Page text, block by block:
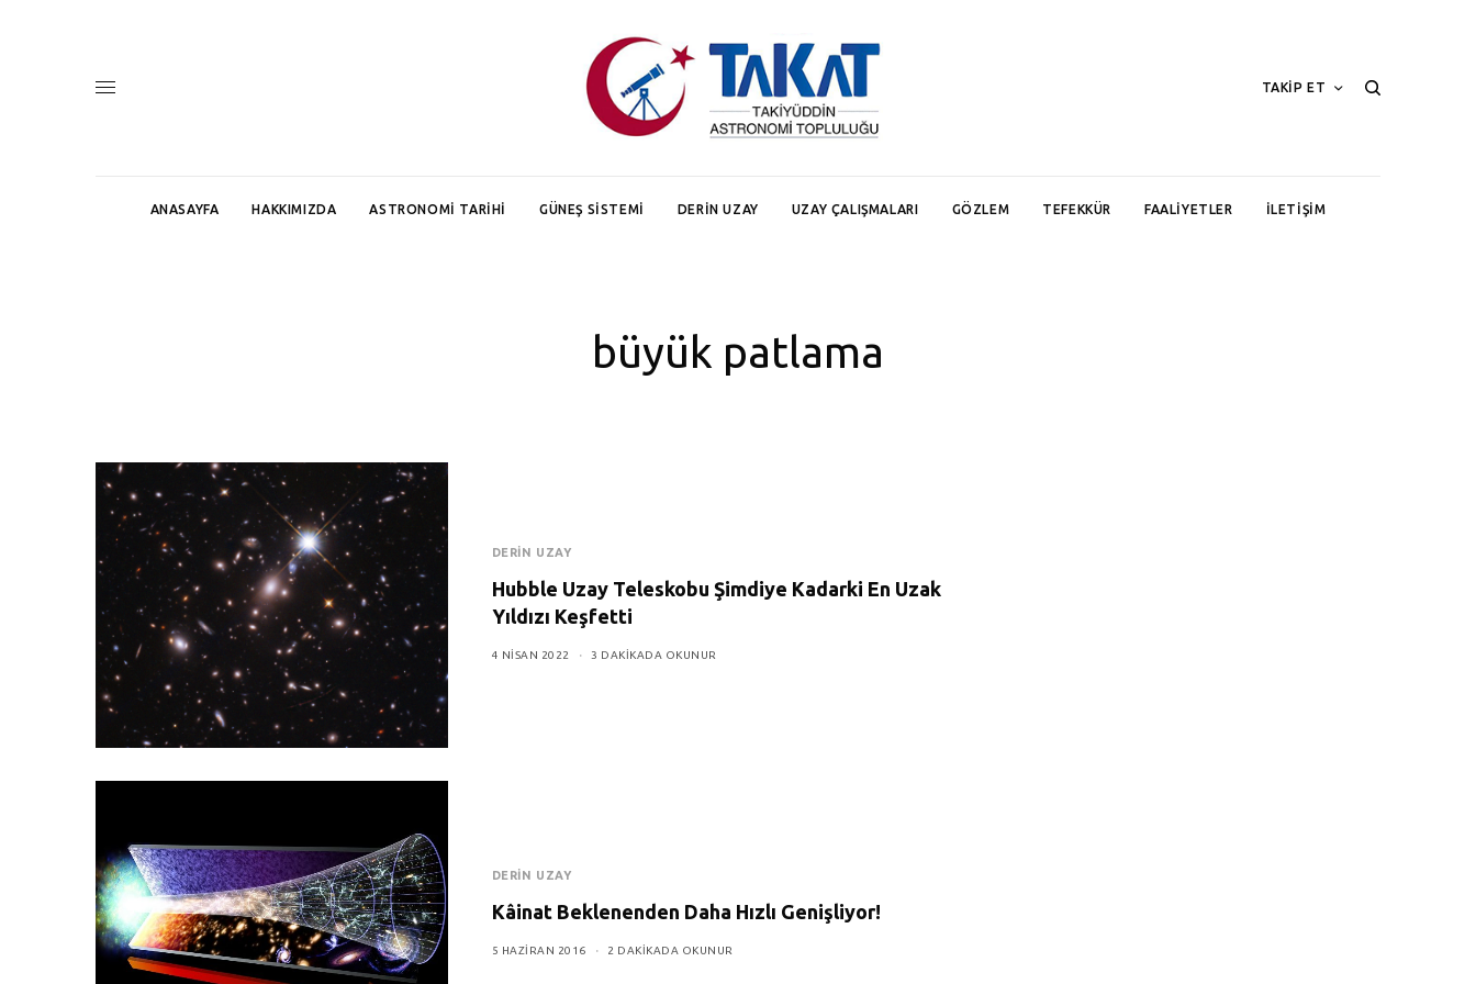
TAKİP ET
ANASAYFA HAKKIMIZDA ASTRONOMI TARIHI GÜNEŞ SISTEMI DERIN UZAY UZAY ÇALIŞMALARI GÖZLEM TEFEKKÜR FAALIYETLER İLETIŞIM
büyük patlama
DERIN UZAY
Hubble Uzay Teleskobu Şimdiye Kadarki En Uzak
Yıldızı Keşfetti
4 NISAN 2022 3 DAKIKADA OKUNUR
DERIN UZAY
Kâinat Beklenenden Daha Hızlı Genişliyor!
5 HAZIRAN 2016 2 DAKIKADA OKUNUR